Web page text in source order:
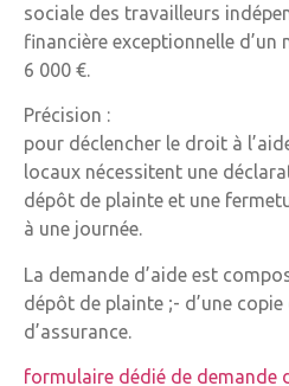
sociale des travailleurs
financière exceptionnelle
6 000 €.
Précision :
pour déclencher le droit à
locaux nécessitent une
dépôt de plainte et une
à une journée.
La demande d’aide est
dépôt de plainte ;- d’une
d’assurance.
formulaire dédié de demande